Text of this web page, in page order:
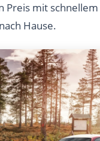
Preis mit schnellem
Hause.